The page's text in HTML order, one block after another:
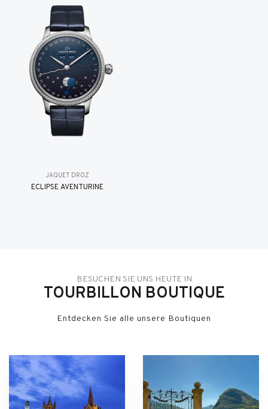
JAQUET DROZ
ÉCLIPSE AVENTURINE
BESUCHEN SIE UNS HEUTE IN
TOURBILLON BOUTIQUE
Entdecken Sie alle unsere Boutiquen